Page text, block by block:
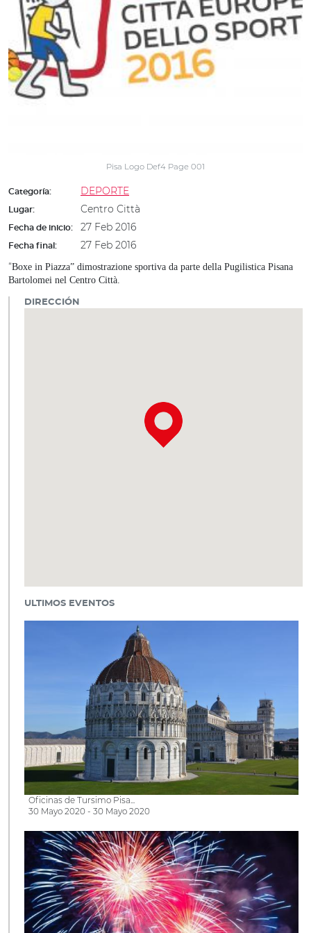
Pisa Logo Def4 Page 001
Categoría: DEPORTE
Lugar: Centro Città
Fecha de inicio: 27 Feb 2016
Fecha final:
27 Feb 2016
“Boxe in Piazza” dimostrazione sportiva da parte della Pugilistica Pisana
Bartolomei nel Centro Città.
DIRECCIÓN
ULTIMOS EVENTOS
Oficinas de Tursimo Pisa...
30 Mayo 2020 - 30 Mayo 2020